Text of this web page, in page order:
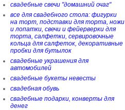
свадебные свечи "домашний очаг"
все для свадебного стола: фигурки
на торт, подставки для торта, ножи
и лопатки, свечи и фейерверки для
торта, салфетки, сервировочные
кольца для салфеток, декоративные
пробки для бутылок
свадебные украшения для
автомобилей
свадебные букеты невесты
свадебная обувь
свадебные подарки, конверты для
денег